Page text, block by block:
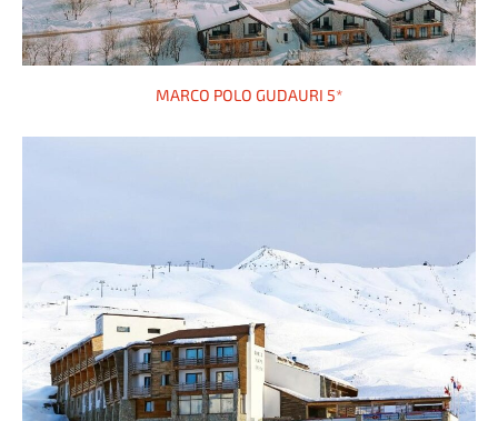
MARCO POLO GUDAURI 5*